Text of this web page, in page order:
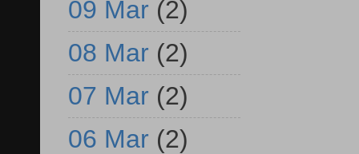
09 Mar (2)
08 Mar (2)
07 Mar (2)
06 Mar (2)